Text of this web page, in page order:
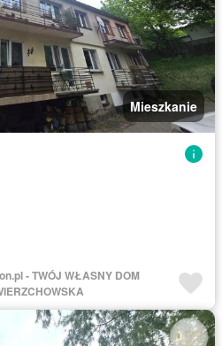
Mieszkanie
- TWÓJ WŁASNY DOM